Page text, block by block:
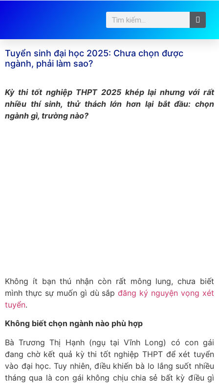
Tuyển sinh đại học 2025: Chưa chọn được
ngành, phải làm sao?
Kỳ thi tốt nghiệp THPT 2025 khép lại nhưng với rất
nhiều thí sinh, thử thách lớn hơn lại bắt đầu: chọn
ngành gì, trường nào?
Không ít bạn thú nhận còn rất mông lung, chưa biết
mình thực sự muốn gì dù sắpđăng ký nguyện vọng xét
tuyển.
Không biết chọn ngành nào phù hợp
Bà Trương Thị Hạnh (ngụ tại Vĩnh Long) có con gái
đang chờ kết quả kỳ thi tốt nghiệp THPT để xét tuyển
vào đại học. Tuy nhiên, điều khiến bà lo lắng suốt nhiều
tháng qua là con gái không chịu chia sẻ bất kỳ điều gì